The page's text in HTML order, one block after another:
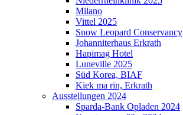
Milano
Vittel 2025
Snow Leopard Conservancy
Johanniterhaus Erkrath
Hapimag Hotel
Luneville 2025
Süd Korea, BIAF
Kiek ma rin, Erkrath
Ausstellungen 2024
Sparda-Bank Opladen 2024